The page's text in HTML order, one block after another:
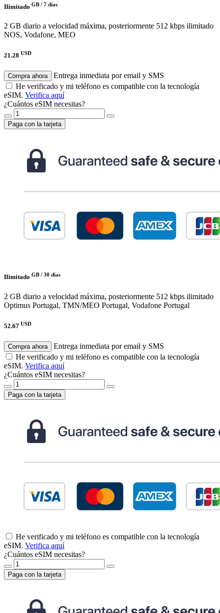
Ilimitado GB / 7 días
2 GB diario a velocidad máxima, posteriormente 512 kbps ilimitado
NOS, Vodafone, MEO
21.28 USD
Compra ahora
Entrega inmediata por email y SMS
He verificado y mi teléfono es compatible con la tecnología
eSIM. Verifica aquí
¿Cuántos eSIM necesitas?
Paga con la tarjeta
Ilimitado GB / 30 días
2 GB diario a velocidad máxima, posteriormente 512 kbps ilimitado
Optimus Portugal, TMN/MEO Portugal, Vodafone Portugal
52.67 USD
Compra ahora
Entrega inmediata por email y SMS
He verificado y mi teléfono es compatible con la tecnología
eSIM. Verifica aquí
¿Cuántos eSIM necesitas?
Paga con la tarjeta
He verificado y mi teléfono es compatible con la tecnología
eSIM. Verifica aquí
¿Cuántos eSIM necesitas?
Paga con la tarjeta